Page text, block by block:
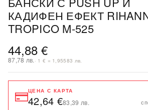
КАДИФЕН ЕФЕКТ
TROPICO M-525
44,88 €
87,78 лв. · 1 € = 1,95583 лв.
ЦЕНА С КАРТА
42,64 €83,39 лв.